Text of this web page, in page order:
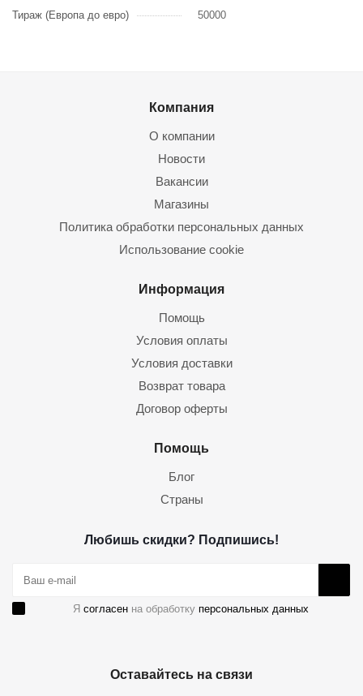
Тираж (Европа до евро)
50000
Компания
О компании
Новости
Вакансии
Магазины
Политика обработки персональных данных
Использование cookie
Информация
Помощь
Условия оплаты
Условия доставки
Возврат товара
Договор оферты
Помощь
Блог
Страны
Любишь скидки? Подпишись!
Я согласен на обработку персональных данных
Оставайтесь на связи